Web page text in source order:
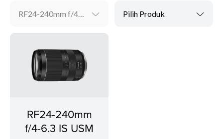
RF24-240mm f/4-6.3 IS USM Pilih Produk
RF24-240mm
f/4-6.3 IS USM